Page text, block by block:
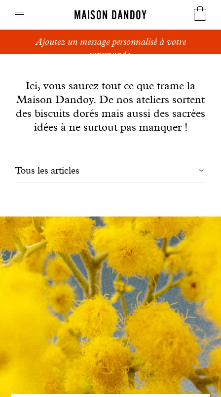
MAISON DANDOY
Speculoos
Pains sucrés
Gâteaux
Engagé avec bon sens
Manifesto
Dandoy Family
Boutiques
Mon compte
E-Shop
Ajoutez un message personnalisé à votre
commande.
Ici, vous saurez tout ce que trame la
Maison Dandoy. De nos ateliers sortent
des biscuits dorés mais aussi des sacrées
idées à ne surtout pas manquer !
Filtrer
Tous les articles